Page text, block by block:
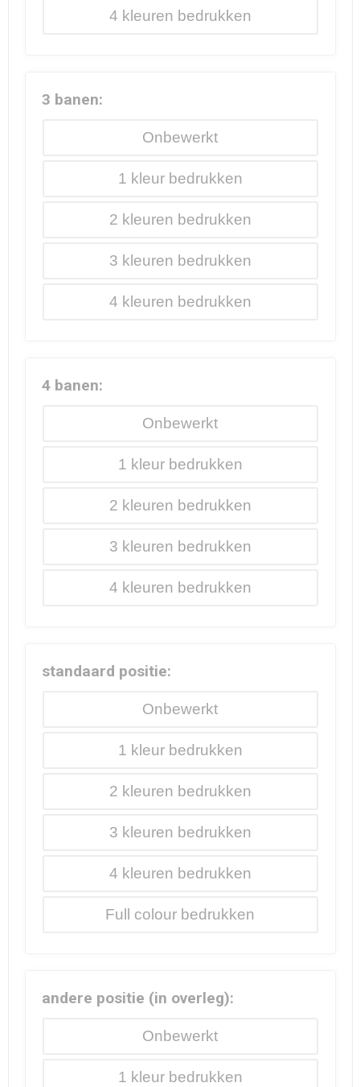
4
3 banen:
Onbewerkt
1
2
3
4
4 banen:
Onbewerkt
1
2
3
4
standaard positie:
Onbewerkt
1
2
3
4
Full colour
andere positie (in overleg):
Onbewerkt
1